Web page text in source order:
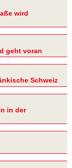
wird
geht voran
Schweiz
in der